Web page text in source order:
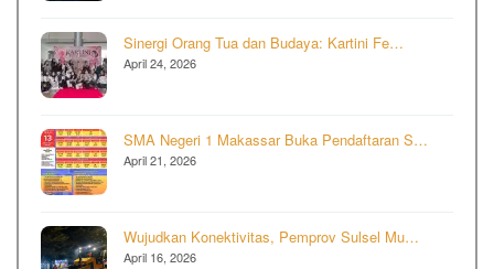
Sinergi Orang Tua dan Budaya: Kartini Fe…
April 24, 2026
SMA Negeri 1 Makassar Buka Pendaftaran S…
April 21, 2026
Wujudkan Konektivitas, Pemprov Sulsel Mu…
April 16, 2026